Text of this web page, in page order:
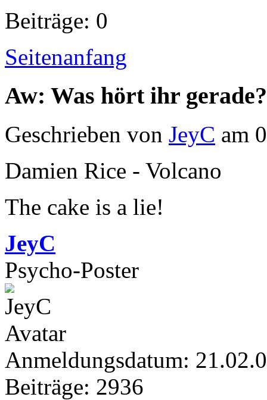
Beiträge: 0
Seitenanfang
Aw: Was hört ihr gerade?
Geschrieben von JeyC am
Damien Rice - Volcano
The cake is a lie!
JeyC
Psycho-Poster
Anmeldungsdatum:
Beiträge: 2936